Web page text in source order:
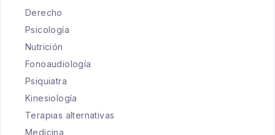
Derecho
Psicología
Nutrición
Fonoaudiología
Psiquiatra
Kinesiología
Terapias alternativas
Medicina